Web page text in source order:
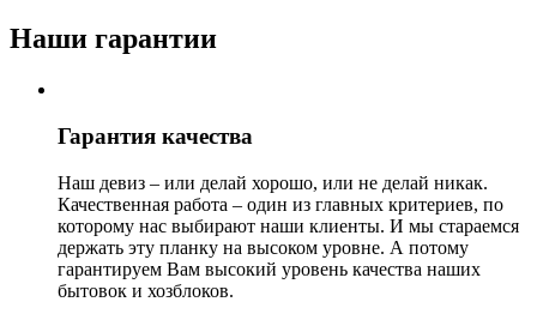
Наши гарантии
Гарантия качества
Наш девиз – или делай хорошо, или не делай никак.
Качественная работа – один из главных критериев, по
которому нас выбирают наши клиенты. И мы стараемся
держать эту планку на высоком уровне. А потому
гарантируем Вам высокий уровень качества наших
бытовок и хозблоков.